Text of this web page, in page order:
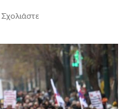
Σχολιάστε